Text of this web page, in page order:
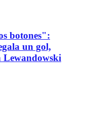
botones":
un gol,
Lewandowski